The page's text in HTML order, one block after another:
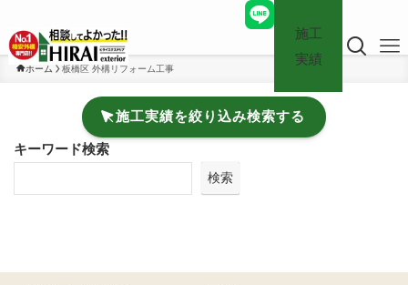
施工
実績
ホーム 板橋区 外構リフォーム工事
施工実績を絞り込み検索する
キーワード検索
検索